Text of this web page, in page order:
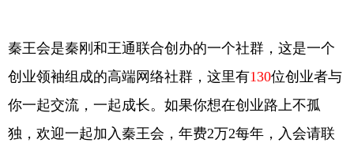
秦王会是秦刚和王通联合创办的一个社群，这是一个
创业领袖组成的高端网络社群，这里有130位创业者与
你一起交流，一起成长。如果你想在创业路上不孤
独，欢迎一起加入秦王会，年费2万2每年，入会请联